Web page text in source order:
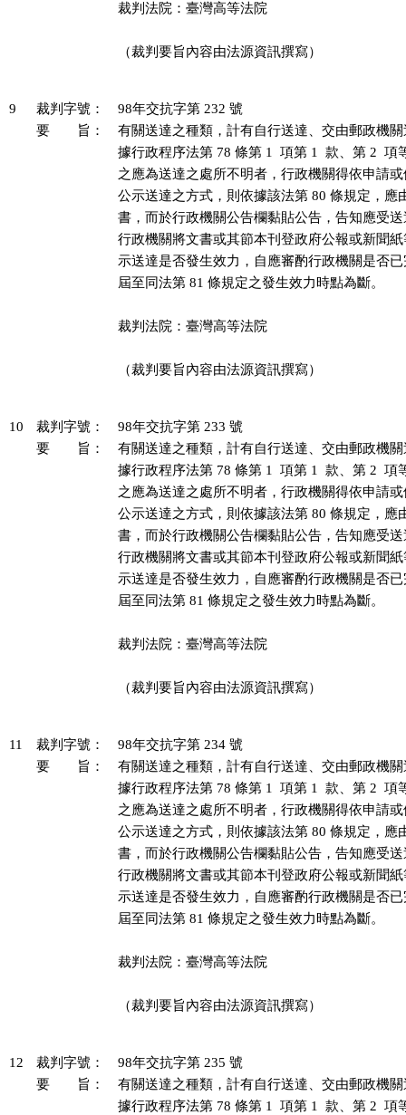
裁判法院：臺灣高等法院
（裁判要旨內容由法源資訊撰寫）
9 裁判字號：
98年交抗字第 232 號
要 旨：
有關送達之種類，計有自行送達、交由郵政機
據行政程序法第 78 條第 1  項第 1  款、第 2  項
之應為送達之處所不明者，行政機關得依申請
公示送達之方式，則依據該法第 80 條規定，應
書，而於行政機關公告欄黏貼公告，告知應受
行政機關將文書或其節本刊登政府公報或新聞
示送達是否發生效力，自應審酌行政機關是否
屆至同法第 81 條規定之發生效力時點為斷。
裁判法院：臺灣高等法院
（裁判要旨內容由法源資訊撰寫）
10 裁判字號：
98年交抗字第 233 號
要 旨：
有關送達之種類，計有自行送達、交由郵政機
據行政程序法第 78 條第 1  項第 1  款、第 2  項
之應為送達之處所不明者，行政機關得依申請
公示送達之方式，則依據該法第 80 條規定，應
書，而於行政機關公告欄黏貼公告，告知應受
行政機關將文書或其節本刊登政府公報或新聞
示送達是否發生效力，自應審酌行政機關是否
屆至同法第 81 條規定之發生效力時點為斷。
裁判法院：臺灣高等法院
（裁判要旨內容由法源資訊撰寫）
11 裁判字號：
98年交抗字第 234 號
要 旨：
有關送達之種類，計有自行送達、交由郵政機
據行政程序法第 78 條第 1  項第 1  款、第 2  項
之應為送達之處所不明者，行政機關得依申請
公示送達之方式，則依據該法第 80 條規定，應
書，而於行政機關公告欄黏貼公告，告知應受
行政機關將文書或其節本刊登政府公報或新聞
示送達是否發生效力，自應審酌行政機關是否
屆至同法第 81 條規定之發生效力時點為斷。
裁判法院：臺灣高等法院
（裁判要旨內容由法源資訊撰寫）
12 裁判字號：
98年交抗字第 235 號
要 旨：
有關送達之種類，計有自行送達、交由郵政機
據行政程序法第 78 條第 1  項第 1  款、第 2  項